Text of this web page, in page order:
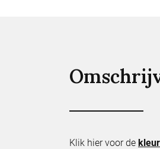
Klik hier voor de